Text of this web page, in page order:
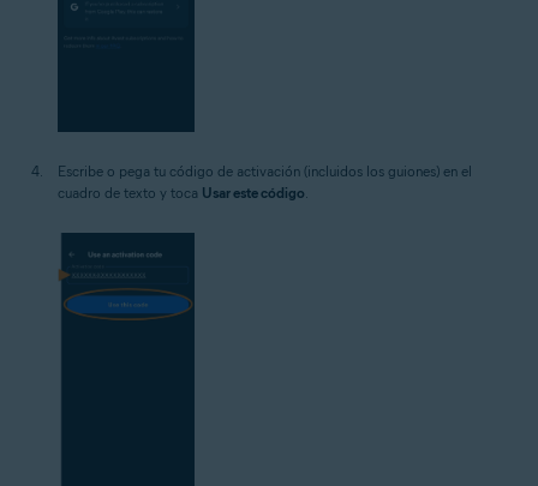
Escribe o pega tu código de activación (incluidos los guiones) en el
cuadro de texto y toca Usar este código